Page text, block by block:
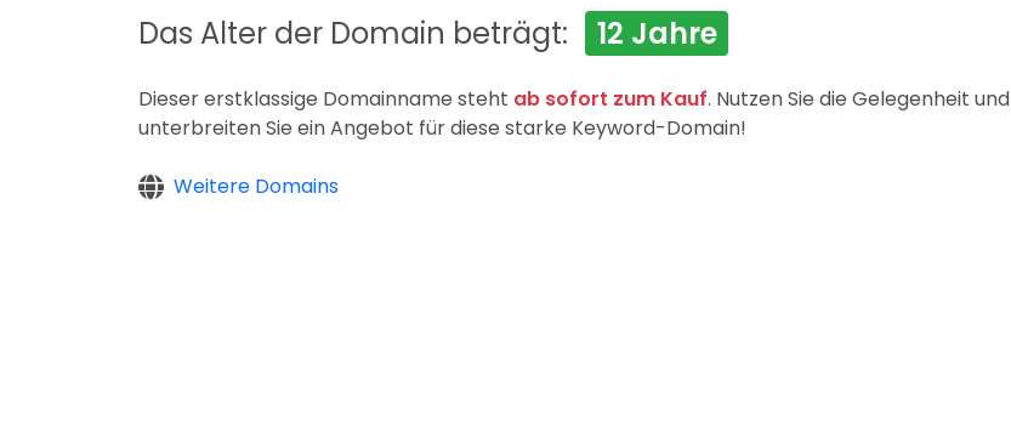
Das Alter der Domain beträgt: 12 Jahre
Dieser erstklassige Domainname steht ab sofort zum Kauf. Nutzen Sie die Gelegenheit und
unterbreiten Sie ein Angebot für diese starke Keyword-Domain!
Weitere Domains